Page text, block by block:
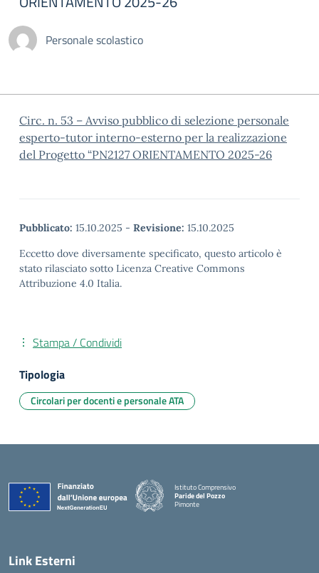
Personale scolastico
Circ. n. 53 – Avviso pubblico di selezione personale
esperto-tutor interno-esterno per la realizzazione
del Progetto “PN2127 ORIENTAMENTO 2025-26
Pubblicato: 15.10.2025 - Revisione: 15.10.2025
Eccetto dove diversamente specificato, questo articolo è
stato rilasciato sotto Licenza Creative Commons
Attribuzione 4.0 Italia.
Stampa / Condividi
Tipologia
Circolari per docenti e personale ATA
Istituto Comprensivo
Paride del Pozzo
Pimonte
Link Esterni